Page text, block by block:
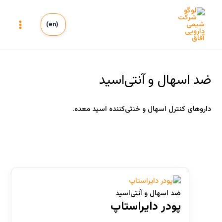
(en)
Main
ضد اسهال و آنتی‌اسید
داروهای کنترل اسهال و خنثی‌کننده اسید معده.
انسانی(0)
دامپزشکی(0)
دسته‌های محصولات
ضد اسهال و آنتی‌اسید
پودر دایراستاپ